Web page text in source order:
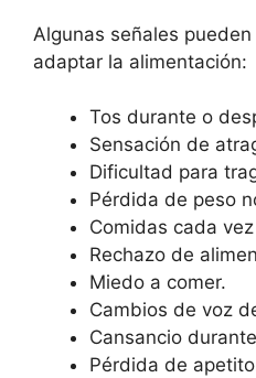
Algunas señales
adaptar la alimentación:
Tos durante o
Sensación de
Dificultad para
Pérdida de peso
Comidas cada
Rechazo de
Miedo a comer.
Cambios de voz
Cansancio
Pérdida de